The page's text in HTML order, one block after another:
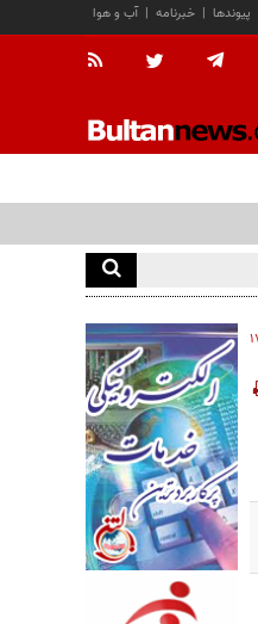
آب و هوا | خبرنامه | پیوندها